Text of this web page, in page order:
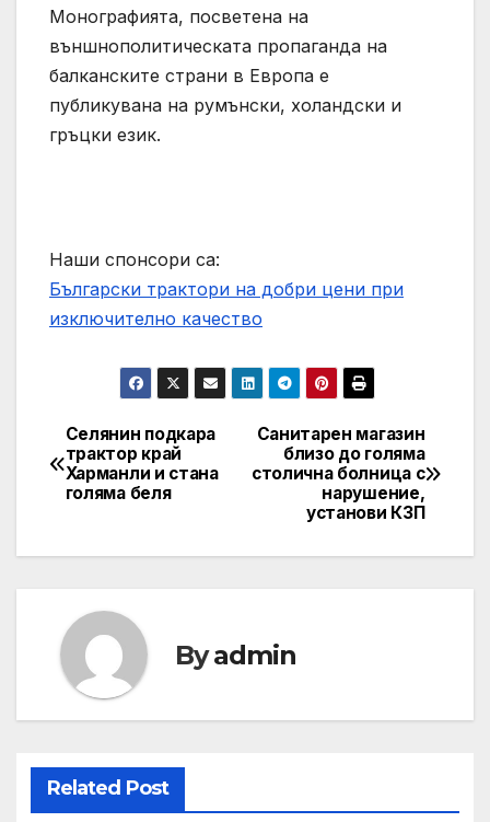
Монографията, посветена на
външнополитическата пропаганда на
балканските страни в Европа е
публикувана на румънски, холандски и
гръцки език.
Наши спонсори са:
Български трактори на добри цени при
изключително качество
Post
navigation
Санитарен магазин
близо до голяма
столична болница с
нарушение,
установи КЗП
Селянин подкара
трактор край
Харманли и стана
голяма беля
Byadmin
Related Post